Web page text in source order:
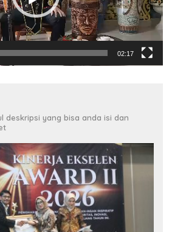
02:17
deskripsi yang bisa anda isi dan